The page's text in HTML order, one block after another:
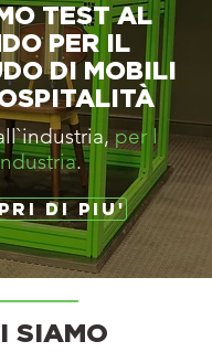
SIAMO
DI PIU'
per l
.
TEST AL
PER IL
DI MOBILI